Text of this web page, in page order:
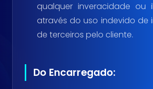
qualquer inveracidade ou
através do uso indevido de
de terceiros pelo cliente.
Do Encarregado: